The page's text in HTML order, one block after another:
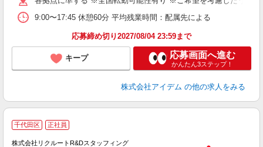
9:00〜17:45 休憩60分 平均残業時間：配属先による
応募締め切り2027/08/04 23:59まで
キープ 応募画面へ進む
かんたん3ステップ！
株式会社アイデム の他の求人をみる
千代田区 正社員
株式会社リクルートR&Dスタッフィング